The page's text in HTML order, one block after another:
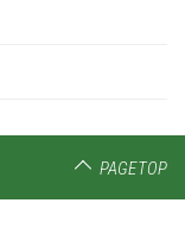
PAGETOP